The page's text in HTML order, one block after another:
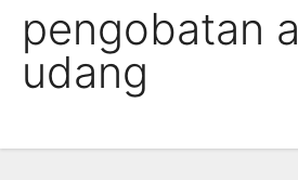
pengobatan
udang